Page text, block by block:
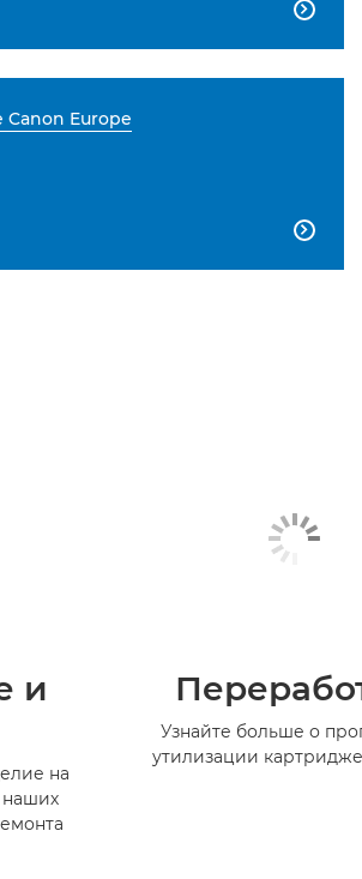

Canon Europe

и
на
наших
Узнайте больше о
утилизации